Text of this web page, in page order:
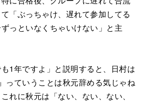
「ぶっちゃけ、遅れて参加してる
っといなくちゃいけない」と主
1年ですよ」と説明すると、日村は
っていうことは秋元辞める気じゃね
れに秋元は「ない、ない、ない、